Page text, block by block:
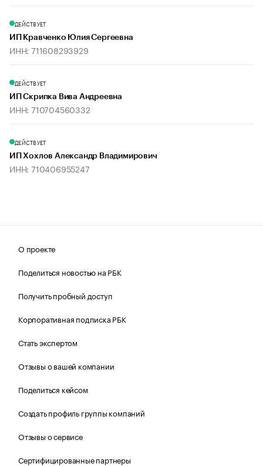
ДЕЙСТВУЕТ
ИП Кравченко Юлия Сергеевна
ИНН: 711608293929
ДЕЙСТВУЕТ
ИП Скрипка Вива Андреевна
ИНН: 710704560332
ДЕЙСТВУЕТ
ИП Хохлов Александр Владимирович
ИНН: 710406955247
О проекте
Поделиться новостью на РБК
Получить пробный доступ
Корпоративная подписка РБК
Стать экспертом
Отзывы о вашей компании
Поделиться кейсом
Создать профиль группы компаний
Отзывы о сервисе
Сертифицированные партнеры